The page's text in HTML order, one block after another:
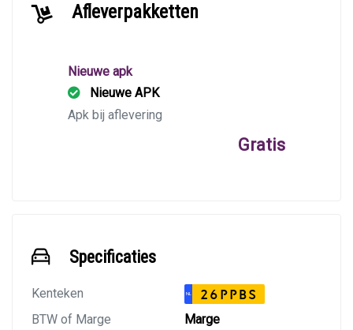
Afleverpakketten
Nieuwe apk
Nieuwe APK
Apk bij aflevering
Gratis
Specificaties
Kenteken NL 26PPBS
BTW of Marge Marge